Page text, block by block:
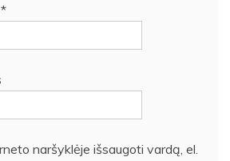
*
naršyklėje išsaugoti vardą, el.